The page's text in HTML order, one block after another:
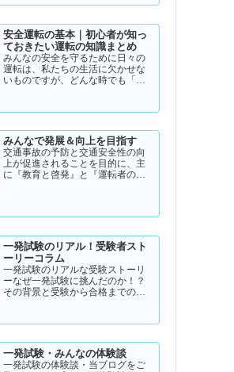
を持っている方に向けて、実際の
めました。結論から言うと👇👉 …
安全運転の基本｜初心者が知っ
ておきたい運転の知識まとめ
みんなの安全を守るために日々の
運転は、私たちの生活に欠かせな
いものですが、どんな時でも「安
に変化しており、思わぬ危険が潜
ドの出し過ぎや注意力の低下、
小…
みんなで発展＆向上を目指す
交通事故の予防と交通安全性の向
上が促進されることを目的に、主
に『教育と啓発』と『運転者の意
一発試験のリアル！受験者スト
ーリーコラム
一発試験のリアルな受験ストーリ
ーなぜ一発試験に挑んだのか！？
その背景と受験から合格までのリ
→ 一発試験 新 完全ガイド!
一発試験・みんなの体験談
一発試験の体験談・当ブログをご